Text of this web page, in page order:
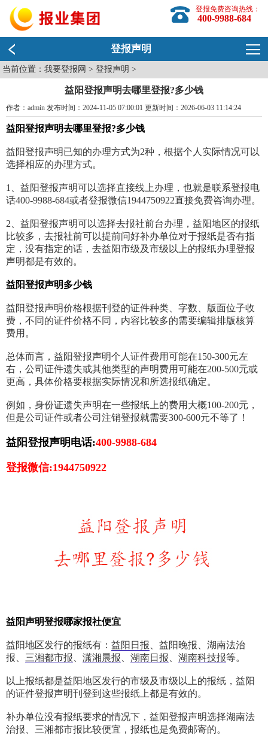
登报免费咨询热线：
400-9988-684
登报声明
当前位置：我要登报网 >登报声明 >
益阳登报声明去哪里登报?多少钱
作者：admin 发布时间：2024-11-05 07:00:01 更新时间：2026-06-03 11:14:24
益阳登报声明去哪里登报?多少钱
益阳登报声明已知的办理方式为2种，根据个人实际情况可以
选择相应的办理方式。
1、益阳登报声明可以选择直接线上办理，也就是联系登报电
话400-9988-684或者登报微信1944750922直接免费咨询办理。
2、益阳登报声明可以选择去报社前台办理，益阳地区的报纸
比较多，去报社前可以提前问好补办单位对于报纸是否有指
定，没有指定的话，去益阳市级及市级以上的报纸办理登报
声明都是有效的。
益阳登报声明多少钱
益阳登报声明价格根据刊登的证件种类、字数、版面位子收
费，不同的证件价格不同，内容比较多的需要编辑排版核算
费用。
总体而言，益阳登报声明个人证件费用可能在150-300元左
右，公司证件遗失或其他类型的声明费用可能在200-500元或
更高，具体价格要根据实际情况和所选报纸确定。
例如，身份证遗失声明在一些报纸上的费用大概100-200元，
但是公司证件或者公司注销登报就需要300-600元不等了！
益阳登报声明电话:400-9988-684
登报微信:1944750922
益阳声明登报哪家报社便宜
益阳地区发行的报纸有： 益阳日报 、益阳晚报、湖南法治
报、 三湘都市报 潇湘晨报 湖南日报 湖南科技报等。
以上报纸都是益阳地区发行的市级及市级以上的报纸，益阳
的证件登报声明刊登到这些报纸上都是有效的。
补办单位没有报纸要求的情况下，益阳登报声明选择湖南法
治报、三湘都市报比较便宜，报纸也是免费邮寄的。